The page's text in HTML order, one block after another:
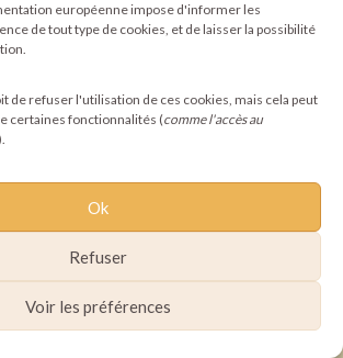
européenne impose d'informer les
de tout type de cookies, et de laisser la possibilité
de refuser l'utilisation de ces cookies, mais cela peut
certaines fonctionnalités (comme l'accès au
Ok
Refuser
Voir les préférences